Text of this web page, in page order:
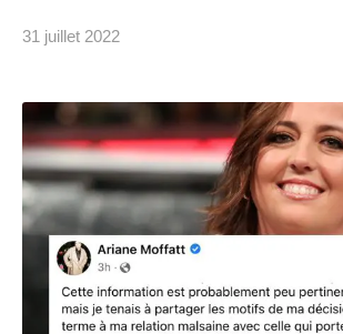
31 juillet 2022